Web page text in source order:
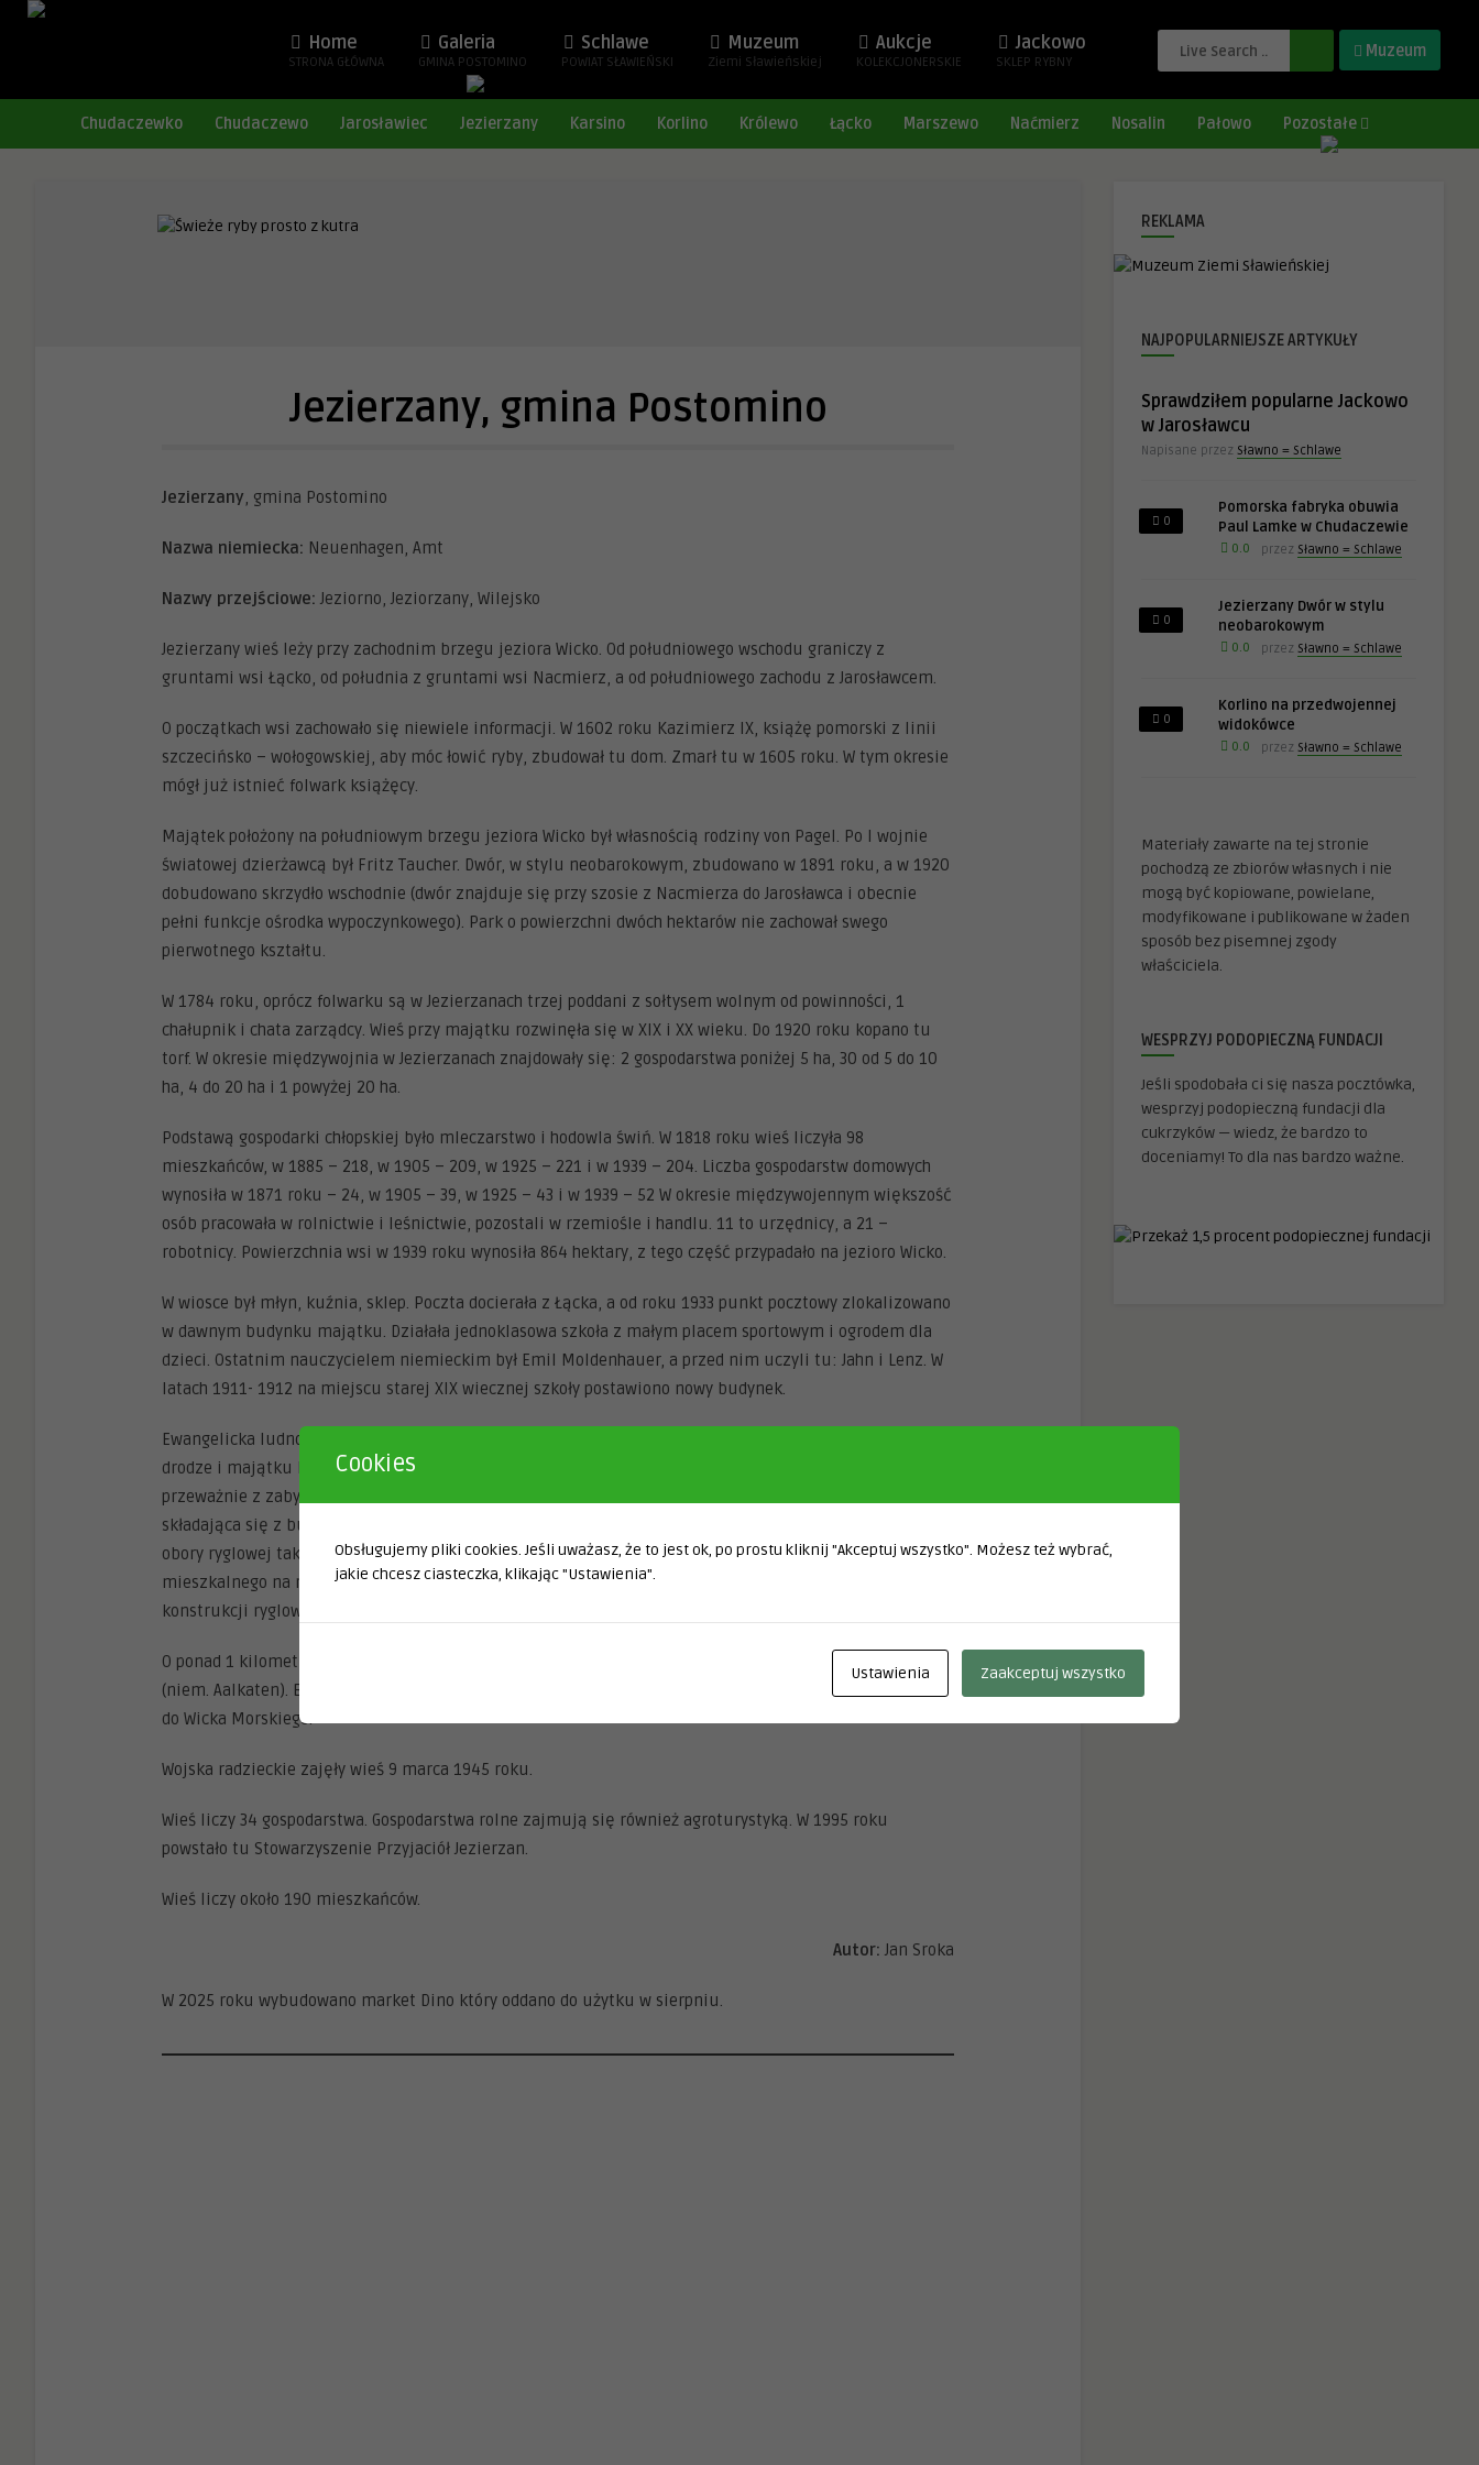
Home
STRONA GŁÓWNA
Galeria
GMINA POSTOMINO
Schlawe
POWIAT SŁAWIEŃSKI
Muzeum
Ziemi Sławieńskiej
Aukcje
KOLEKCJONERSKIE
Jackowo
SKLEP RYBNY
Muzeum
Chudaczewko Chudaczewo Jarosławiec Jezierzany Karsino Korlino Królewo Łącko Marszewo Naćmierz Nosalin Pałowo Pozostałe
Jezierzany, gmina Postomino
Jezierzany, gmina Postomino
Nazwa niemiecka: Neuenhagen, Amt
Nazwy przejściowe: Jeziorno, Jeziorzany, Wilejsko
Jezierzany wieś leży przy zachodnim brzegu jeziora Wicko. Od południowego wschodu graniczy z
gruntami wsi Łącko, od południa z gruntami wsi Nacmierz, a od południowego zachodu z Jarosławcem.
O początkach wsi zachowało się niewiele informacji. W 1602 roku Kazimierz IX, książę pomorski z linii
szczecińsko – wołogowskiej, aby móc łowić ryby, zbudował tu dom. Zmarł tu w 1605 roku. W tym okresie
mógł już istnieć folwark książęcy.
Majątek położony na południowym brzegu jeziora Wicko był własnością rodziny von Pagel. Po I wojnie
światowej dzierżawcą był Fritz Taucher. Dwór, w stylu neobarokowym, zbudowano w 1891 roku, a w 1920
dobudowano skrzydło wschodnie (dwór znajduje się przy szosie z Nacmierza do Jarosławca i obecnie
pełni funkcje ośrodka wypoczynkowego). Park o powierzchni dwóch hektarów nie zachował swego
pierwotnego kształtu.
W 1784 roku, oprócz folwarku są w Jezierzanach trzej poddani z sołtysem wolnym od powinności, 1
chałupnik i chata zarządcy. Wieś przy majątku rozwinęła się w XIX i XX wieku. Do 1920 roku kopano tu
torf. W okresie międzywojnia w Jezierzanach znajdowały się: 2 gospodarstwa poniżej 5 ha, 30 od 5 do 10
ha, 4 do 20 ha i 1 powyżej 20 ha.
Podstawą gospodarki chłopskiej było mleczarstwo i hodowla świń. W 1818 roku wieś liczyła 98
mieszkańców, w 1885 – 218, w 1905 – 209, w 1925 – 221 i w 1939 – 204. Liczba gospodarstw domowych
wynosiła w 1871 roku – 24, w 1905 – 39, w 1925 – 43 i w 1939 – 52 W okresie międzywojennym większość
osób pracowała w rolnictwie i leśnictwie, pozostali w rzemiośle i handlu. 11 to urzędnicy, a 21 –
robotnicy. Powierzchnia wsi w 1939 roku wynosiła 864 hektary, z tego część przypadało na jezioro Wicko.
W wiosce był młyn, kuźnia, sklep. Poczta docierała z Łącka, a od roku 1933 punkt pocztowy zlokalizowano
w dawnym budynku majątku. Działała jednoklasowa szkoła z małym placem sportowym i ogrodem dla
dzieci. Ostatnim nauczycielem niemieckim był Emil Moldenhauer, a przed nim uczyli tu: Jahn i Lenz. W
latach 1911- 1912 na miejscu starej XIX wiecznej szkoły postawiono nowy budynek.
Ewangelicka ludność Jezierzan należała do parafii w Łącku. Wieś jest wielodrożnicą, która powstała przy
drodze i majątku książęcym, znajdującym się na zachodnim krańcu. Zabudowa wioski składa się
przeważnie z zabytkowych budynków. Interesująca jest zagroda nr 16 – w środkowej części wsi –
składająca się z budynku mieszkalnego z 1860 roku w konstrukcji ryglowej, krytego strzechą, stodoły i
obory ryglowej także krytej strzechą. Najliczniejszą grupę stanowią zagrody złożone z ryglowego domu
mieszkalnego na rzucie kwadratu i stojąca obok stodoła z oborą częściowo murowaną, a częściowo w
konstrukcji ryglowej.
O ponad 1 kilometr od wsi na północny zachód przy drodze do Jarosławca znajdowała się dawniej Głownica
(niem. Aalkaten). Była tam zagroda chłopska i chętnie odwiedzana gospoda. W Głownicy odchodziła droga
do Wicka Morskiego.
Wojska radzieckie zajęły wieś 9 marca 1945 roku.
Wieś liczy 34 gospodarstwa. Gospodarstwa rolne zajmują się również agroturystyką. W 1995 roku
powstało tu Stowarzyszenie Przyjaciół Jezierzan.
Wieś liczy około 190 mieszkańców.
Autor: Jan Sroka
W 2025 roku wybudowano market Dino który oddano do użytku w sierpniu.
REKLAMA
NAJPOPULARNIEJSZE ARTYKUŁY
Sprawdziłem popularne Jackowo
w Jarosławcu
Napisane przez Sławno = Schlawe
0
Pomorska fabryka obuwia
Paul Lamke w Chudaczewie
0.0 przez Sławno = Schlawe
0
Jezierzany Dwór w stylu
neobarokowym
0.0 przez Sławno = Schlawe
0
Korlino na przedwojennej
widokówce
0.0 przez Sławno = Schlawe
Materiały zawarte na tej stronie
pochodzą ze zbiorów własnych i nie
mogą być kopiowane, powielane,
modyfikowane i publikowane w żaden
sposób bez pisemnej zgody
właściciela.
WESPRZYJ PODOPIECZNĄ FUNDACJI
Jeśli spodobała ci się nasza pocztówka,
wesprzyj podopieczną fundacji dla
cukrzyków — wiedz, że bardzo to
doceniamy! To dla nas bardzo ważne.
Cookies
Obsługujemy pliki cookies. Jeśli uważasz, że to jest ok, po prostu kliknij "Akceptuj wszystko". Możesz też wybrać,
jakie chcesz ciasteczka, klikając "Ustawienia".
Ustawienia Zaakceptuj wszystko